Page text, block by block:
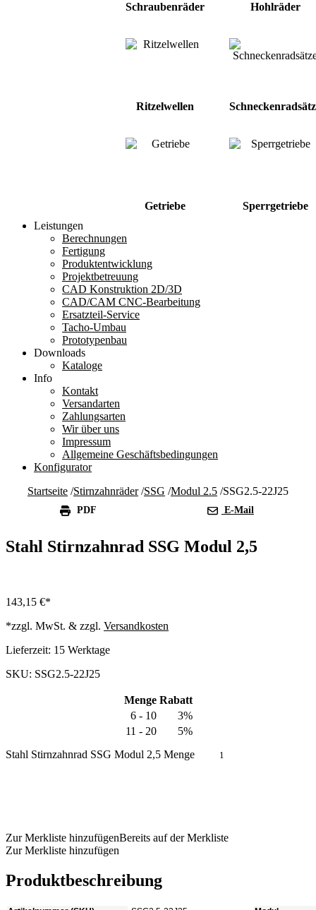
Schraubenräder Hohlräder
Ritzelwellen
Getriebe
Sperrgetriebe
Leistungen
Berechnungen
Fertigung
Produktentwicklung
Projektbetreuung
CAD Konstruktion 2D/3D
CAD/CAM CNC-Bearbeitung
Ersatzteil-Service
Tacho-Umbau
Prototypenbau
Downloads
Kataloge
Info
Kontakt
Versandarten
Zahlungsarten
Wir über uns
Impressum
Allgemeine Geschäftsbedingungen
Konfigurator
Startseite /Stirnzahnräder/SSG /Modul 2.5 /SSG2.5-22J25
PDF E-Mail
Stahl Stirnzahnrad SSG Modul 2,5
143,15 €
*zzgl. MwSt. & zzgl. Versandkosten
Lieferzeit: 15 Werktage
SKU: SSG2.5-22J25
Menge Rabatt
6 - 10
3%
11 - 20
5%
Stahl Stirnzahnrad SSG Modul 2,5 Menge
Zur Merkliste hinzufügenBereits auf der Merkliste
Zur Merkliste hinzufügen
Produktbeschreibung